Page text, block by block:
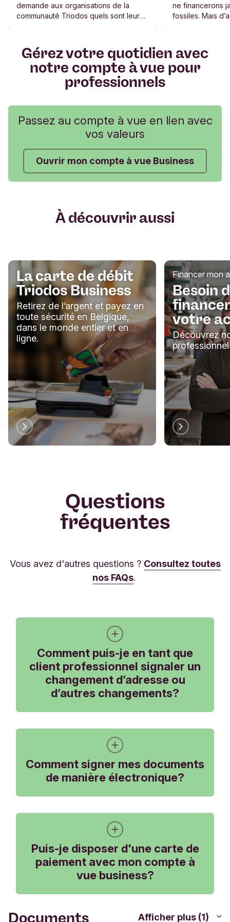
demande aux organisations de la
communauté Triodos quels sont leurs
originales !
ne financerons
fossiles. Mais
Gérez votre quotidien avec
notre compte à vue pour
professionnels
Passez au compte à vue en lien avec
vos valeurs
Ouvrir mon compte à vue Business
À découvrir aussi
La carte de débit
Triodos Business
Retirez de l’argent et payez en
toute sécurité en Belgique,
dans le monde entier et en
ligne.
Besoin
votre
Découvrez
professionnel
Financer mon
Questions
fréquentes
Vous avez d'autres questions ? Consultez toutes
nos FAQs.
Comment puis-je en tant que
client professionnel signaler un
changement d’adresse ou
d’autres changements?
Comment puis-je, en
tant que client
professionnel, gérer
l'accès au compte ou
effectuer d'autres
modifications ?
Les indépendants et les supermandataires peuvent
modifier eux-mêmes ces données dans l'Internet
Comment signer mes documents
de manière électronique?
Comment signer mes
documents de
manière
électronique ?
Puis-je disposer d'une carte de
paiement avec mon compte à
vue business?
Documents Afficher plus (1)